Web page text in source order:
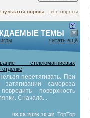
опроса все опросы
ТЕМЫ
читать ещё
стекломагниевых
отделке
перетягивать. При
затягивании самореза
поверхность
Сначала...
03.08.2026 10:42
TopTop